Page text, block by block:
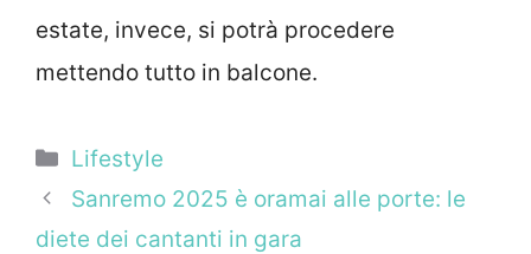
estate, invece, si potrà procedere
mettendo tutto in balcone.
Categorie
Lifestyle
Sanremo 2025 è oramai alle porte: le
diete dei cantanti in gara